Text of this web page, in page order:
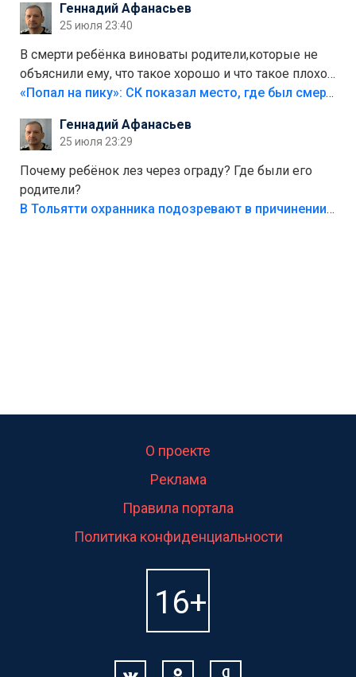
Геннадий Афанасьев
25 июля 23:40
В смерти ребёнка виноваты родители,которые не
объяснили ему, что такое хорошо и что такое плохо!
Лезть через такой забор,верх безумия,есть же
свою судьбу.
«Попал на пику»: СК показал место, где был смертельно травмирован ребенок в Тольятти
Геннадий Афанасьев
25 июля 23:29
Почему ребёнок лез через ограду? Где были его
родители?
В Тольятти охранника подозревают в причинении смерти ребенку
О проекте
Реклама
Правила портала
Политика конфиденциальности